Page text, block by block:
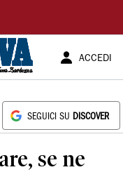
ACCEDI
SEGUICI SU DISCOVER
se ne